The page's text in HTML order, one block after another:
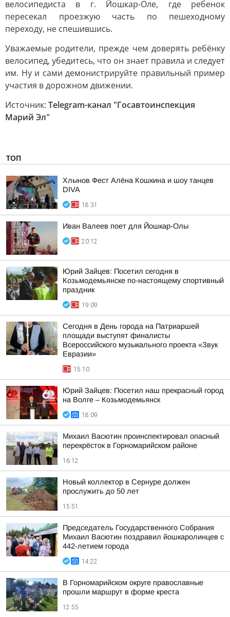
велосипедиста в г. Йошкар-Оле, где ребенок
пересекал проезжую часть по пешеходному
переходу, не спешившись.
Уважаемые родители, прежде чем доверять ребёнку
велосипед, убедитесь, что он знает правила и следует
им. Ну и сами демонистрируйте правильный пример
участия в дорожном движении.
Источник: Telegram-канал "Госавтоинспекция
Марий Эл"
ТОП
Хлынов Фест Алёна Кошкина и шоу танцев
DIVA
18:31
Иван Валеев поет для Йошкар-Олы
20:12
Юрий Зайцев: Посетил сегодня в
Козьмодемьянске по-настоящему спортивный
праздник
19:09
Сегодня в День города на Патриаршей
площади выступят финалисты
Всероссийского музыкального проекта «Звук
Евразии»
15:10
Юрий Зайцев: Посетил наш прекрасный город
на Волге – Козьмодемьянск
18:09
Михаил Васютин проинспектировал опасный
перекрёсток в Горномарийском районе
16:12
Новый коллектор в Сернуре должен
прослужить до 50 лет
15:51
Председатель Государственного Собрания
Михаил Васютин поздравил йошкаролинцев с
442-летием города
14:22
В Горномарийском округе православные
прошли маршрут в форме креста
12:55